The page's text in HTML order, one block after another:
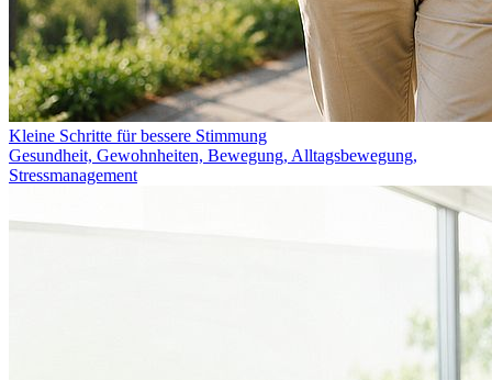
Kleine Schritte für bessere Stimmung
Gesundheit, Gewohnheiten, Bewegung, Alltagsbewegung,
Stressmanagement